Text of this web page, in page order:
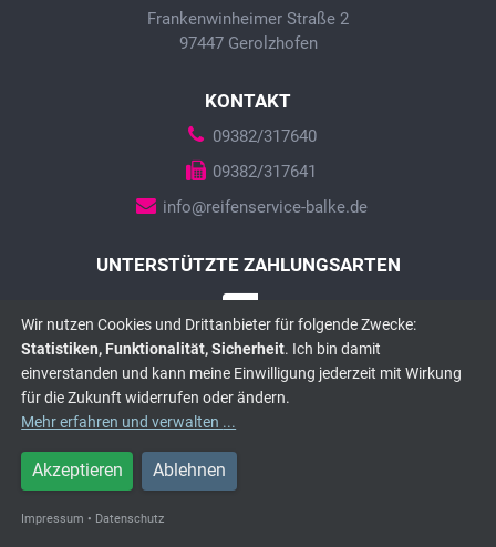
Frankenwinheimer Straße 2
97447 Gerolzhofen
KONTAKT
09382/317640
09382/317641
info@reifenservice-balke.de
UNTERSTÜTZTE ZAHLUNGSARTEN
Co. KG
Impressum| Datenschutz|
Wir nutzen Cookies und Drittanbieter für folgende Zwecke:
Statistiken, Funktionalität, Sicherheit. Ich bin damit
einverstanden und kann meine Einwilligung jederzeit mit Wirkung
für die Zukunft widerrufen oder ändern.
Mehr erfahren und verwalten ...
Akzeptieren Ablehnen
Impressum • Datenschutz